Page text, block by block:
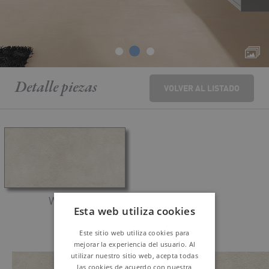
Detallepiezas VOLVER AL LISTADO
WHITE
Esta web utiliza cookies
Este sitio web utiliza cookies para
mejorar la experiencia del usuario. Al
utilizar nuestro sitio web, acepta todas
las cookies de acuerdo con nuestra